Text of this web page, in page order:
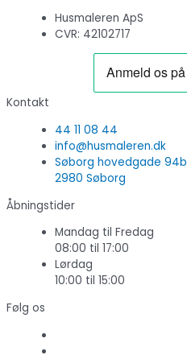
Husmaleren ApS
CVR: 42102717
Kontakt
44 11 08 44
info@husmaleren.dk
Søborg hovedgade 94b
2980 Søborg
Åbningstider
Mandag til Fredag
08:00 til 17:00
Lørdag
10:00 til 15:00
Følg os